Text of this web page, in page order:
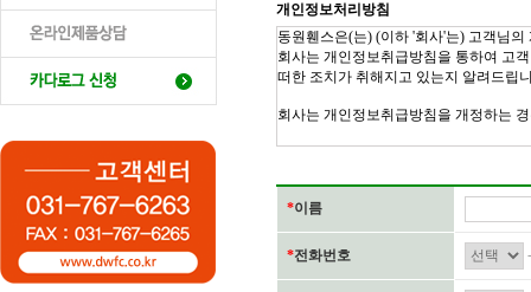
개인정보처리방침
*이름
*전화번호